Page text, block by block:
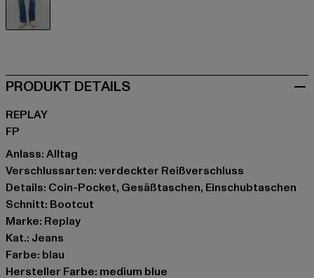
PRODUKT DETAILS
REPLAY
FP
Anlass: Alltag
Verschlussarten: verdeckter Reißverschluss
Details: Coin-Pocket, Gesäßtaschen, Einschubtaschen
Schnitt: Bootcut
Marke: Replay
Kat.: Jeans
Farbe: blau
Hersteller Farbe: medium blue